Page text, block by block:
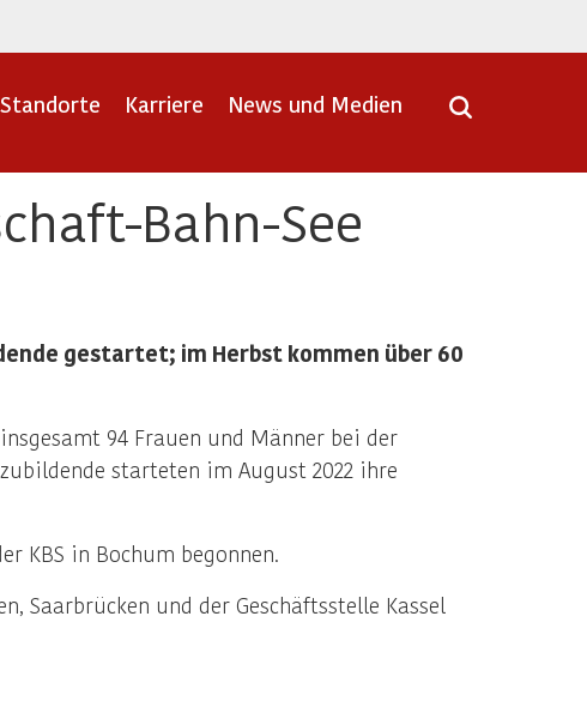
Standorte Karriere News und Medien
Bahn-See
gestartet; im Herbst kommen über 60
94 Frauen und Männer bei der
starteten im August 2022 ihre
KBS in Bochum begonnen.
Saarbrücken und der Geschäftsstelle Kassel